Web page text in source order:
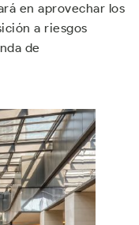
en aprovechar los
a riesgos
de